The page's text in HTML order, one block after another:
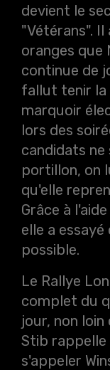
devient le
"Vétérans".
oranges que
continue de
fallut tenir la
marquoir
lors des
candidats
portillon, on
qu'elle
Grâce à
elle a
possible.
Le Rallye
complet du
jour, non loin
Stib rappelle
s'appeler